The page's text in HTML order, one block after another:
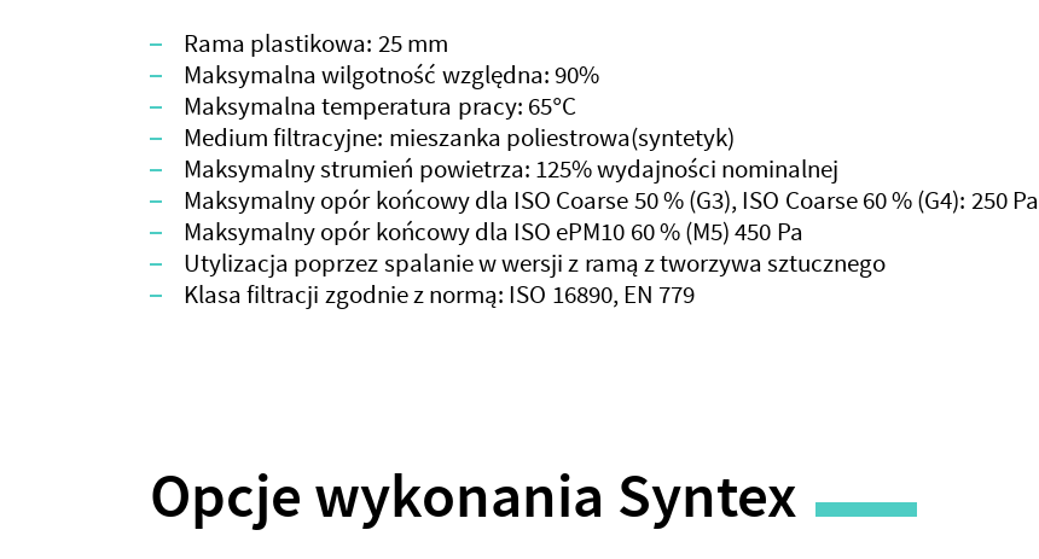
Rama plastikowa: 25 mm
Maksymalna wilgotność względna: 90%
Maksymalna temperatura pracy: 65°C
Medium filtracyjne: mieszanka poliestrowa(syntetyk)
Maksymalny strumień powietrza: 125% wydajności nominalnej
Maksymalny opór końcowy dla ISO Coarse 50 % (G3), ISO Coarse 60 % (G4): 250 Pa
Maksymalny opór końcowy dla ISO ePM10 60 % (M5) 450 Pa
Utylizacja poprzez spalanie w wersji z ramą z tworzywa sztucznego
Klasa filtracji zgodnie z normą: ISO 16890, EN 779
Opcje wykonania Syntex